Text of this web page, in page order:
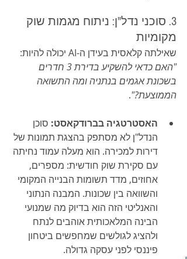
3. סוכני נדל"ן: ניתוח מגמות שוק
מקומיות
שאילתה קלאסית בעידן ה-AI יכולה להיות:
"האם כדאי להשקיע בדירת 3 חדרים
בשכונת אגמים בנתניה ומה התשואה
הממוצעת?".
האסטרטגיה בברודקאסט: סוכן
הנדל"ן לא מסתפק בהצגת תמונות של
דירות למכירה. הוא מעלה עמוד נחיתה
עם סקירת שוק חודשית: מספרים,
אחוזים, מדד תשומות הבנייה המקומי
והשוואה בין שכונות. המבנה הנתוני
והאנליטי הזה הוא בדיוק מה שמנועי
הבינה המלאכותית אוהבים לנתח
ולהציג לגולשים שמחפשים ביטחון
פיננסי לפני עסקה גדולה.